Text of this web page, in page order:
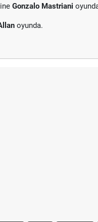
Gonzalo Mastriani
oyunda.